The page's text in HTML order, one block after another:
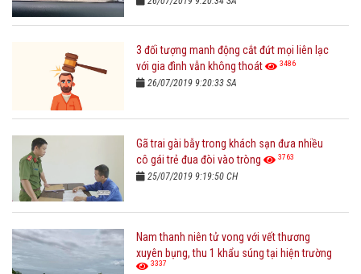
3 đối tượng manh động cắt đứt mọi liên lạc
với gia đình vẫn không thoát
3486
26/07/2019 9:20:33 SA
Gã trai gài bẫy trong khách sạn đưa nhiều
cô gái trẻ đua đòi vào tròng
3763
25/07/2019 9:19:50 CH
Nam thanh niên tử vong với vết thương
xuyên bụng, thu 1 khẩu súng tại hiện trường
3337